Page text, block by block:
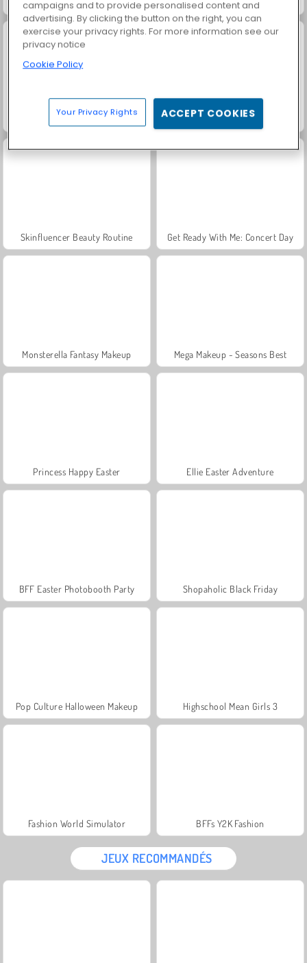
Celebrity Wednesday Addams Style Wednesday Dark Academia
ASMR Beauty Superstar Hair Salon: Beauty Salon
Skinfluencer Beauty Routine Get Ready With Me: Concert Day
Monsterella Fantasy Makeup Mega Makeup - Seasons Best
Princess Happy Easter Ellie Easter Adventure
BFF Easter Photobooth Party Shopaholic Black Friday
Pop Culture Halloween Makeup Highschool Mean Girls 3
Fashion World Simulator BFFs Y2K Fashion
JEUX RECOMMANDÉS
campaigns and to provide personalised content and
advertising. By clicking the button on the right, you can
exercise your privacy rights. For more information see our
privacy notice
Cookie Policy
Your Privacy Rights ACCEPT COOKIES